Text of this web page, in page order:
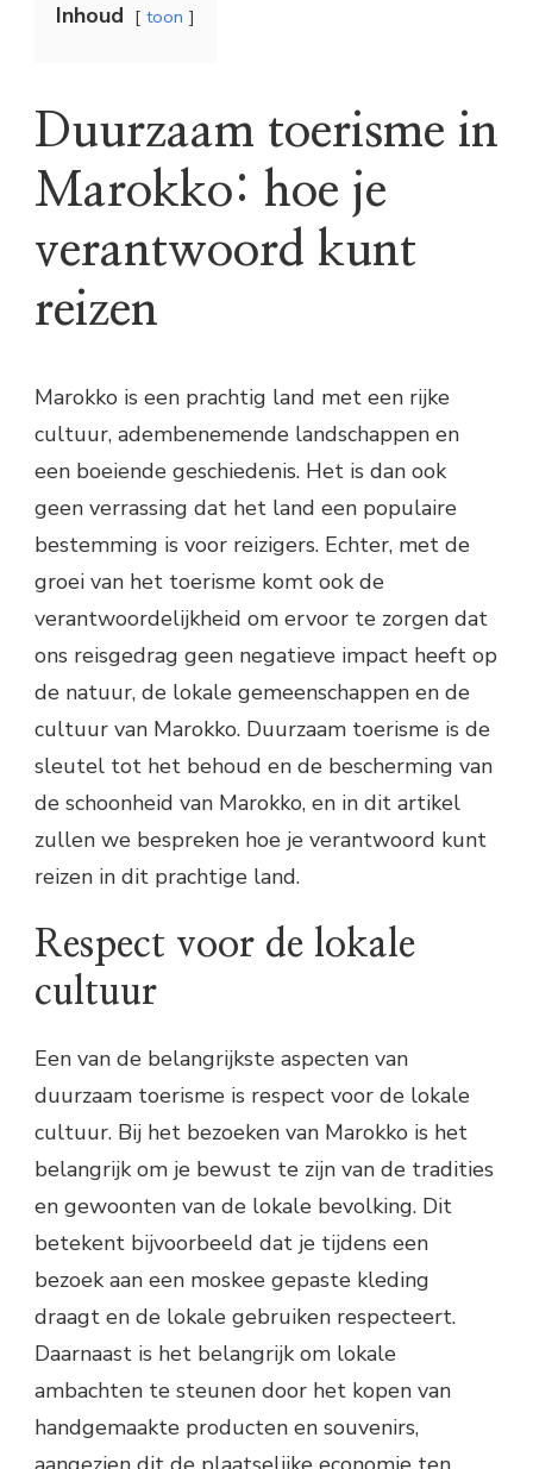
Inhoud toon
Duurzaam toerisme in
Marokko: hoe je
verantwoord kunt
reizen
Marokko is een prachtig land met een rijke
cultuur, adembenemende landschappen en
een boeiende geschiedenis. Het is dan ook
geen verrassing dat het land een populaire
bestemming is voor reizigers. Echter, met de
groei van het toerisme komt ook de
verantwoordelijkheid om ervoor te zorgen dat
ons reisgedrag geen negatieve impact heeft op
de natuur, de lokale gemeenschappen en de
cultuur van Marokko. Duurzaam toerisme is de
sleutel tot het behoud en de bescherming van
de schoonheid van Marokko, en in dit artikel
zullen we bespreken hoe je verantwoord kunt
reizen in dit prachtige land.
Respect voor de lokale
cultuur
Een van de belangrijkste aspecten van
duurzaam toerisme is respect voor de lokale
cultuur. Bij het bezoeken van Marokko is het
belangrijk om je bewust te zijn van de tradities
en gewoonten van de lokale bevolking. Dit
betekent bijvoorbeeld dat je tijdens een
bezoek aan een moskee gepaste kleding
draagt en de lokale gebruiken respecteert.
Daarnaast is het belangrijk om lokale
ambachten te steunen door het kopen van
handgemaakte producten en souvenirs,